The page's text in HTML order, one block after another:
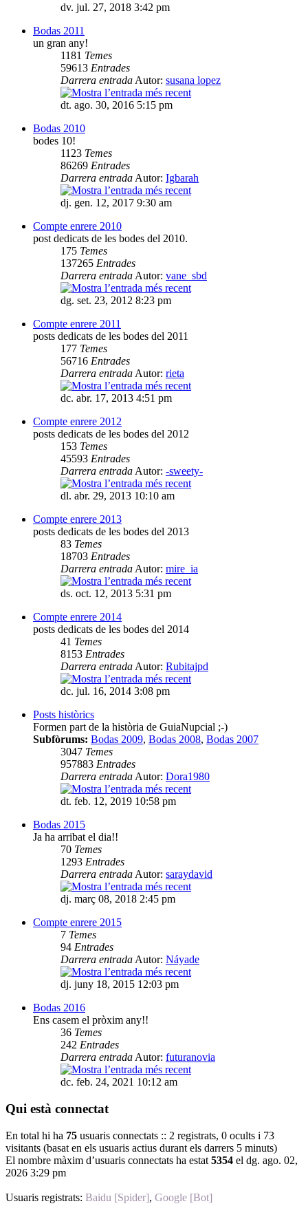
dv. jul. 27, 2018 3:42 pm
Bodas 2011
un gran any!
1181 Temes
59613 Entrades
Darrera entrada Autor: susana lopez
dt. ago. 30, 2016 5:15 pm
Bodas 2010
bodes 10!
1123 Temes
86269 Entrades
Darrera entrada Autor: Igbarah
dj. gen. 12, 2017 9:30 am
Compte enrere 2010
post dedicats de les bodes del 2010.
175 Temes
137265 Entrades
Darrera entrada Autor: vane_sbd
dg. set. 23, 2012 8:23 pm
Compte enrere 2011
posts dedicats de les bodes del 2011
177 Temes
56716 Entrades
Darrera entrada Autor: rieta
dc. abr. 17, 2013 4:51 pm
Compte enrere 2012
posts dedicats de les bodes del 2012
153 Temes
45593 Entrades
Darrera entrada Autor: -sweety-
dl. abr. 29, 2013 10:10 am
Compte enrere 2013
posts dedicats de les bodes del 2013
83 Temes
18703 Entrades
Darrera entrada Autor: mire_ia
ds. oct. 12, 2013 5:31 pm
Compte enrere 2014
posts dedicats de les bodes del 2014
41 Temes
8153 Entrades
Darrera entrada Autor: Rubitajpd
dc. jul. 16, 2014 3:08 pm
Posts històrics
Formen part de la història de GuiaNupcial ;-)
Subfòrums: Bodas 2009, Bodas 2008, Bodas 2007
3047 Temes
957883 Entrades
Darrera entrada Autor: Dora1980
dt. feb. 12, 2019 10:58 pm
Bodas 2015
Ja ha arribat el dia!!
70 Temes
1293 Entrades
Darrera entrada Autor: saraydavid
dj. març 08, 2018 2:45 pm
Compte enrere 2015
7 Temes
94 Entrades
Darrera entrada Autor: Náyade
dj. juny 18, 2015 12:03 pm
Bodas 2016
Ens casem el pròxim any!!
36 Temes
242 Entrades
Darrera entrada Autor: futuranovia
dc. feb. 24, 2021 10:12 am
Qui està connectat
En total hi ha 75 usuaris connectats :: 2 registrats, 0 ocults i 73
visitants (basat en els usuaris actius durant els darrers 5 minuts)
El nombre màxim d’usuaris connectats ha estat 5354 el dg. ago. 02,
2026 3:29 pm
Usuaris registrats: Baidu [Spider], Google [Bot]